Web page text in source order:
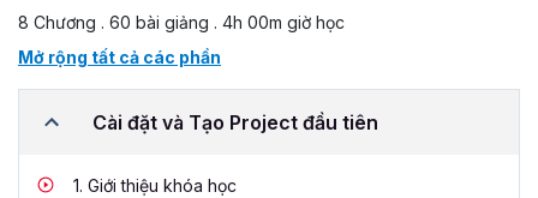
8 Chương . 60 bài giảng . 4h 00m giờ học
Mở rộng tất cả các phần
Cài đặt và Tạo Project đầu tiên
1. Giới thiệu khóa học